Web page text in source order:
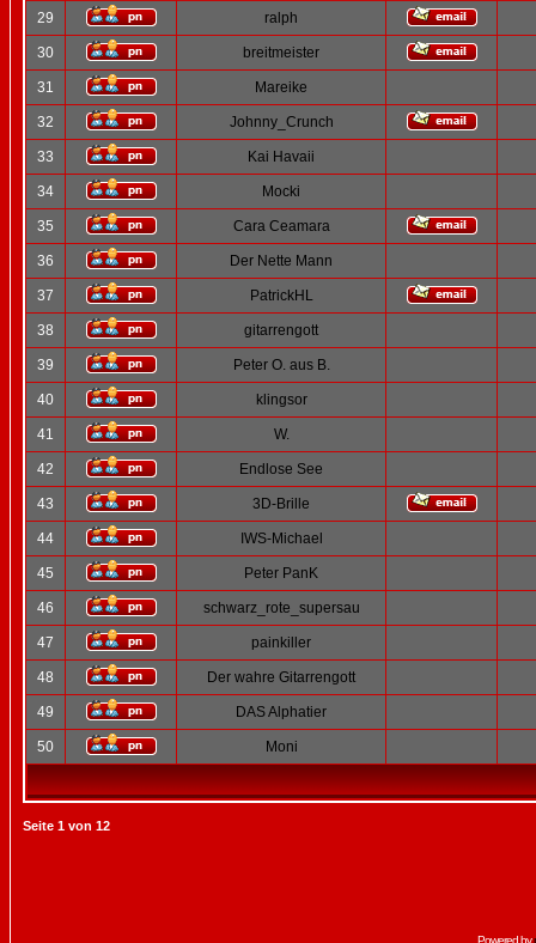
29 ralph
30 breitmeister
31 Mareike
32 Johnny_Crunch
33 Kai Havaii
34 Mocki
35 Cara Ceamara
36 Der Nette Mann
37 PatrickHL
38 gitarrengott
39 Peter O. aus B.
40 klingsor
41 W.
42 Endlose See
43 3D-Brille
44 IWS-Michael
45 Peter PanK
46 schwarz_rote_supersau
47 painkiller
48 Der wahre Gitarrengott
49 DAS Alphatier
50 Moni
Seite 1 von 12
Powered by